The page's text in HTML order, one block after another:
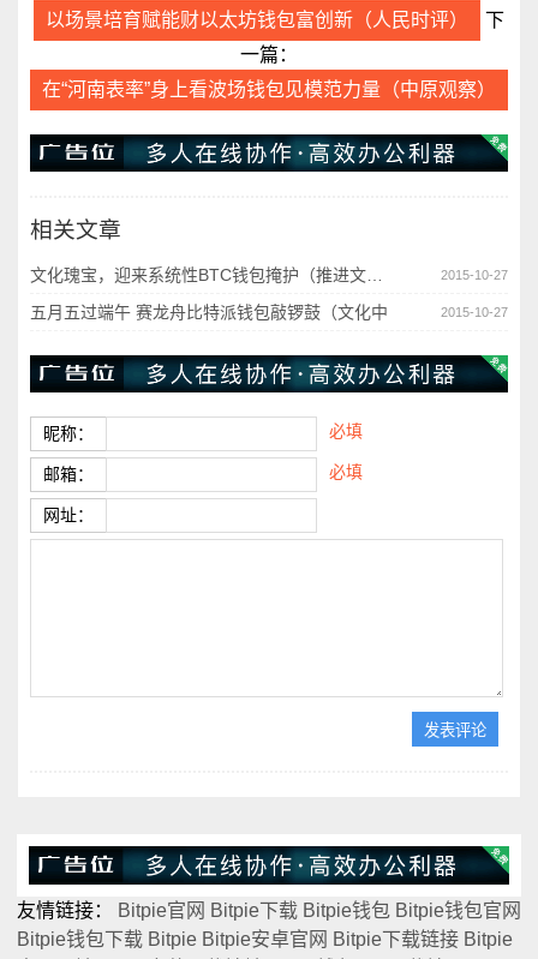
以场景培育赋能财以太坊钱包富创新（人民时评）
下
一篇：
在“河南表率”身上看波场钱包见模范力量（中原观察）
相关文章
2015-10-27
2015-10-27
五月五过端午 赛龙舟比特派钱包敲锣鼓（文化中
昵称： 必填
邮箱： 必填
网址：
友情链接： Bitpie官网 Bitpie下载 Bitpie钱包 Bitpie钱包官网
Bitpie钱包下载 Bitpie Bitpie安卓官网 Bitpie下载链接 Bitpie